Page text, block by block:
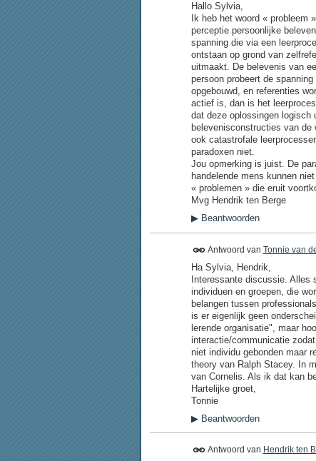
Hallo Sylvia,
Ik heb het woord «
perceptie persoonlijke
spanning die via een
ontstaan op grond van
uitmaakt. De belevenis van
persoon probeert de
opgebouwd, en referenties
actief is, dan is het
dat deze oplossingen logisch
belevenisconstructies van
ook catastrofale
paradoxen niet.
Jou opmerking is juist. De
handelende mens kunnen
« problemen » die eruit
Mvg Hendrik ten Berge
▶Beantwoorden
Antwoord van Tonnie van
Ha Sylvia, Hendrik,
Interessante discussie. Alles
individuen en groepen, die
belangen tussen
is er eigenlijk geen
lerende organisatie", maar
interactie/communicatie
niet individu gebonden maar
theory van Ralph Stacey. In
van Cornelis. Als ik dat kan
Hartelijke groet,
Tonnie
▶Beantwoorden
Antwoord van Hendrik ten